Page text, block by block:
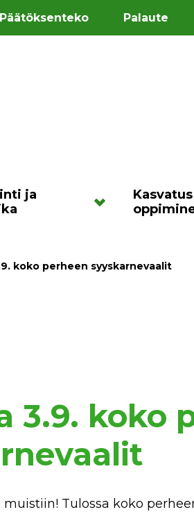
Päätöksenteko Palaute
ja
koko perheen syyskarnevaalit
3.9. koko
muistiin! Tulossa koko